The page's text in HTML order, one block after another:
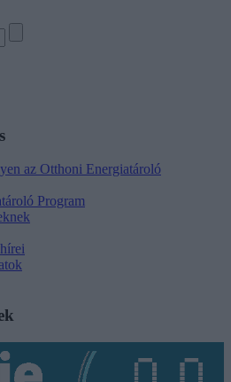
az Otthoni Energiatároló
Program